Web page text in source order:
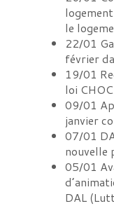
le
22/01
février
19/01
loi CHOC
09/01
janvier
07/01
nouvelle
05/01
DAL (